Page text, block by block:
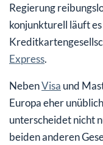
Regierung
konjunkturell läuft
Express.
NebenVisa und
Europa eher
unterscheidet nicht
beiden anderen